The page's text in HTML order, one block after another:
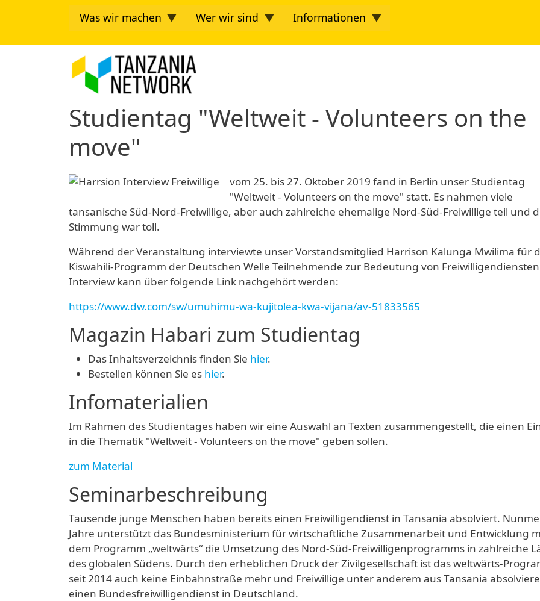
Was wir machen Wer wir sind Informationen
Studientag "Weltweit - Volunteers on the
move"
vom 25. bis 27. Oktober 2019 fand in Berlin unser Studientag
"Weltweit - Volunteers on the move" statt. Es nahmen viele
tansanische Süd-Nord-Freiwillige, aber auch zahlreiche ehemalige Nord-Süd-Freiwillige teil und
Stimmung war toll.
Während der Veranstaltung interviewte unser Vorstandsmitglied Harrison Kalunga Mwilima für
Kiswahili-Programm der Deutschen Welle Teilnehmende zur Bedeutung von
Interview kann über folgende Link nachgehört werden:
https://www.dw.com/sw/umuhimu-wa-kujitolea-kwa-vijana/av-51833565
Magazin Habari zum Studientag
Das Inhaltsverzeichnis finden Sie hier.
Bestellen können Sie es hier.
Infomaterialien
Im Rahmen des Studientages haben wir eine Auswahl an Texten zusammengestellt, die einen
in die Thematik "Weltweit - Volunteers on the move" geben sollen.
zum Material
Seminarbeschreibung
Tausende junge Menschen haben bereits einen Freiwilligendienst in Tansania absolviert.
Jahre unterstützt das Bundesministerium für wirtschaftliche Zusammenarbeit und Entwicklung
dem Programm „weltwärts“ die Umsetzung des Nord-Süd-Freiwilligenprogramms in zahlreiche
des globalen Südens. Durch den erheblichen Druck der Zivilgesellschaft ist das weltwärts-
seit 2014 auch keine Einbahnstraße mehr und Freiwillige unter anderem aus Tansania
einen Bundesfreiwilligendienst in Deutschland.